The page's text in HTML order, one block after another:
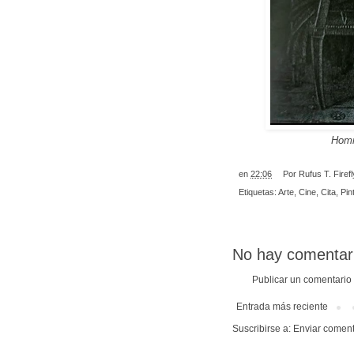
en 22:06 Por Rufus T.
Etiquetas: Arte Cine Cita
No hay
Publicar un comentario
Entrada más reciente
Suscribirse a: Enviar